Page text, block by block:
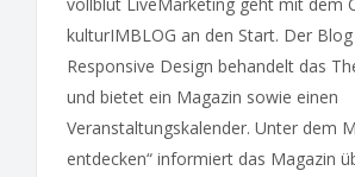
kulturIMBLOG an den Start. Der
Responsive Design behandelt das
und bietet ein Magazin sowie einen
Veranstaltungskalender. Unter dem
entdecken“ informiert das Magazin